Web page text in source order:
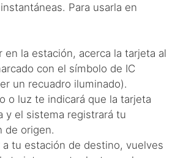
Para usarla en
en la estación, acerca la tarjeta al
con el símbolo de IC
un recuadro iluminado).
o luz te indicará que la tarjeta
y el sistema registrará tu
de origen.
a tu estación de destino, vuelves